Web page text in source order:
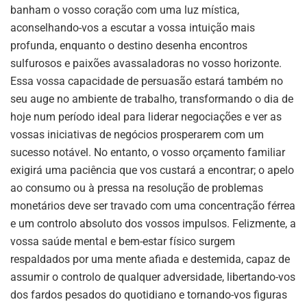
banham o vosso coração com uma luz mística,
aconselhando-vos a escutar a vossa intuição mais
profunda, enquanto o destino desenha encontros
sulfurosos e paixões avassaladoras no vosso horizonte.
Essa vossa capacidade de persuasão estará também no
seu auge no ambiente de trabalho, transformando o dia de
hoje num período ideal para liderar negociações e ver as
vossas iniciativas de negócios prosperarem com um
sucesso notável. No entanto, o vosso orçamento familiar
exigirá uma paciência que vos custará a encontrar; o apelo
ao consumo ou à pressa na resolução de problemas
monetários deve ser travado com uma concentração férrea
e um controlo absoluto dos vossos impulsos. Felizmente, a
vossa saúde mental e bem-estar físico surgem
respaldados por uma mente afiada e destemida, capaz de
assumir o controlo de qualquer adversidade, libertando-vos
dos fardos pesados do quotidiano e tornando-vos figuras